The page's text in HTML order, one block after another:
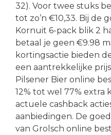
32). Voor twee stuks
tot zo’n €10,33. Bij de
Kornuit 6-pack blik 2
betaal je geen €9.98
kortingsactie bieden
een aantrekkelijke
Pilsener Bier online
12% tot wel 77% extra
actuele cashback
aanbiedingen. De
van Grolsch online